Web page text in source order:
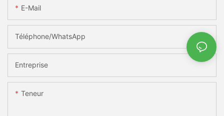
E-Mail
Téléphone/WhatsApp
Entreprise
Teneur